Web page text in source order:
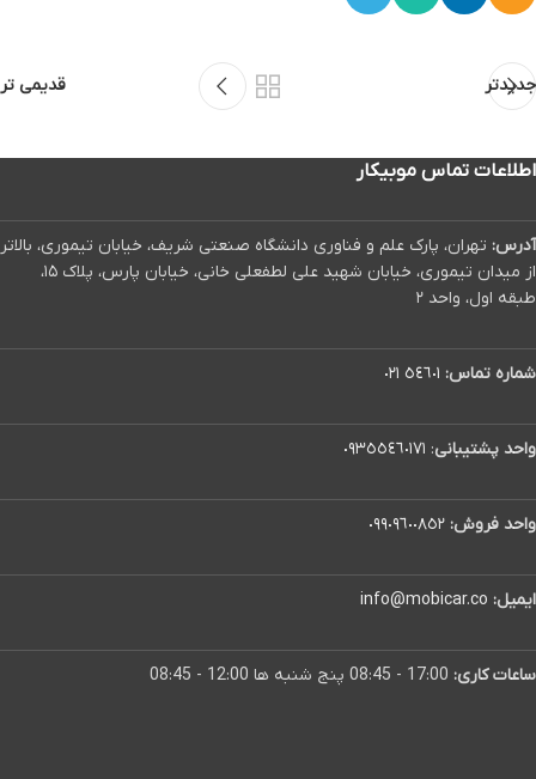
جدیدتر قدیمی تر
اطلاعات تماس موبیکار
آدرس: تهران، پارک علم و فناوری دانشگاه صنعتی شریف، خیابان تیموری، بالاتر
از میدان تیموری، خیابان شهید علی لطفعلی خانی، خیابان پارس، پلاک ۱۵،
طبقه اول، واحد ۲
شماره تماس: ٥٤٦٠١ ٠٢١
واحد پشتیبانی: ٠٩٣٥٥٤٦٠١٧١
واحد فروش: ٠٩٩٠٩٦٠٠٨٥٢
ایمیل: info@mobicar.co
ساعات کاری: